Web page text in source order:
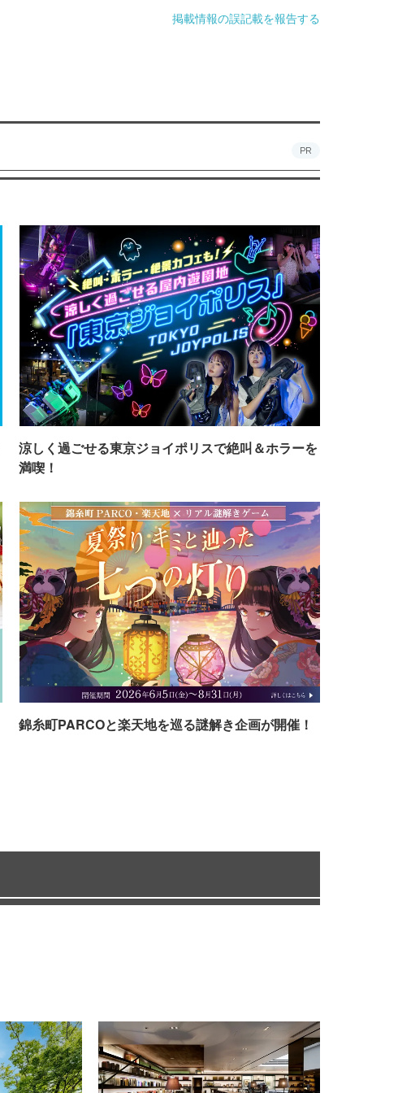
掲載情報の誤記載を報告する
PR
涼しく過ごせる東京ジョイポリスで絶叫＆ホラーを
満喫！
錦糸町PARCOと楽天地を巡る謎解き企画が開催！